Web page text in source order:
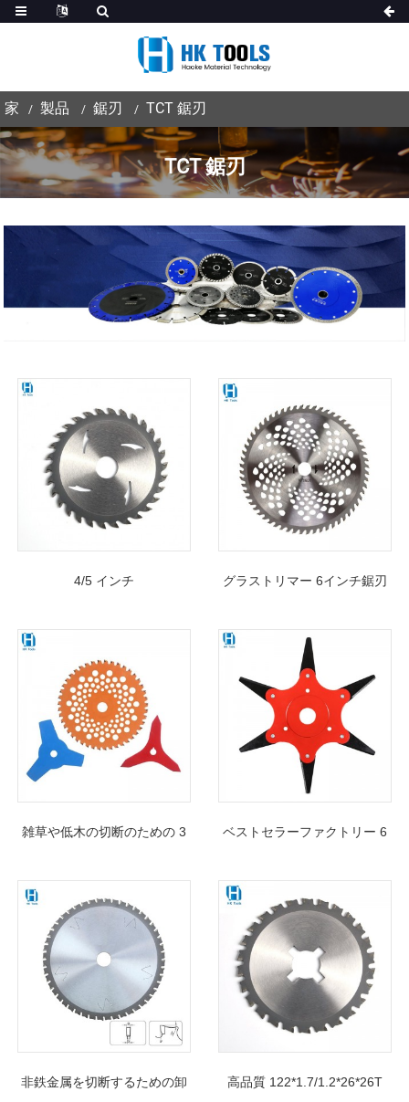
家 製品 鋸刃 TCT 鋸刃
TCT 鋸刃
4/5 インチ グラストリマー 6インチ鋸刃
用
雑草や低木の切断のための 3
を食べる人の刃
ベストセラーファクトリー 6
非鉄金属を切断するための卸 高品質 122*1.7/1.2*26*26T